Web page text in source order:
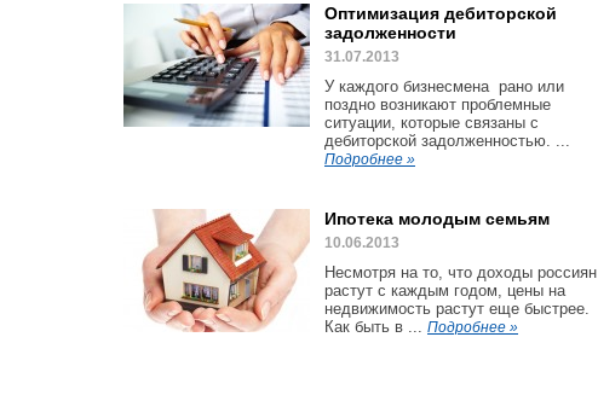
Оптимизация дебиторской
задолженности
31.07.2013
У каждого бизнесмена рано или
поздно возникают проблемные
ситуации, которые связаны с
дебиторской задолженностью. ...
Подробнее »
Ипотека молодым семьям
10.06.2013
Несмотря на то, что доходы россиян
растут с каждым годом, цены на
недвижимость растут еще быстрее.
Как быть в ... Подробнее »